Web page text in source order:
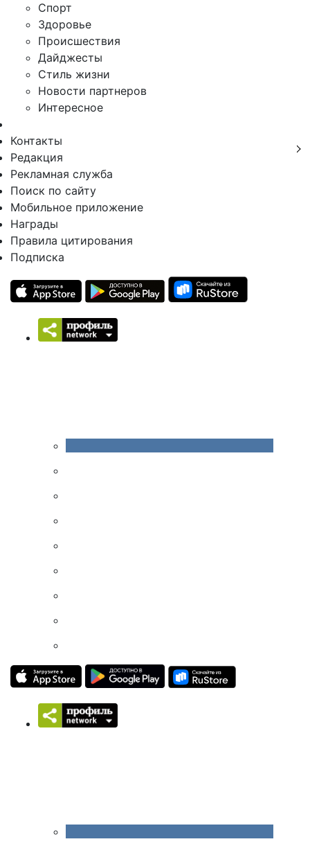
Спорт
Здоровье
Происшествия
Дайджесты
Стиль жизни
Новости партнеров
Интересное
Контакты
Редакция
Рекламная служба
Поиск по сайту
Мобильное приложение
Награды
Правила цитирования
Подписка